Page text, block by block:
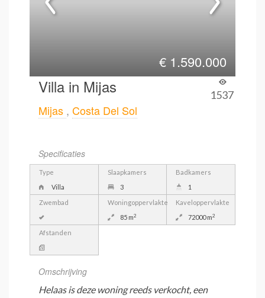
€ 1.590.000
Villa in Mijas 1537
Mijas , Costa Del Sol
Specificaties
Type
Villa
Slaapkamers
3
Badkamers
1
Zwembad
Woningoppervlakte
85 m2
Kaveloppervlakte
72000 m2
Afstanden
Omschrijving
Helaas is deze woning reeds verkocht, een